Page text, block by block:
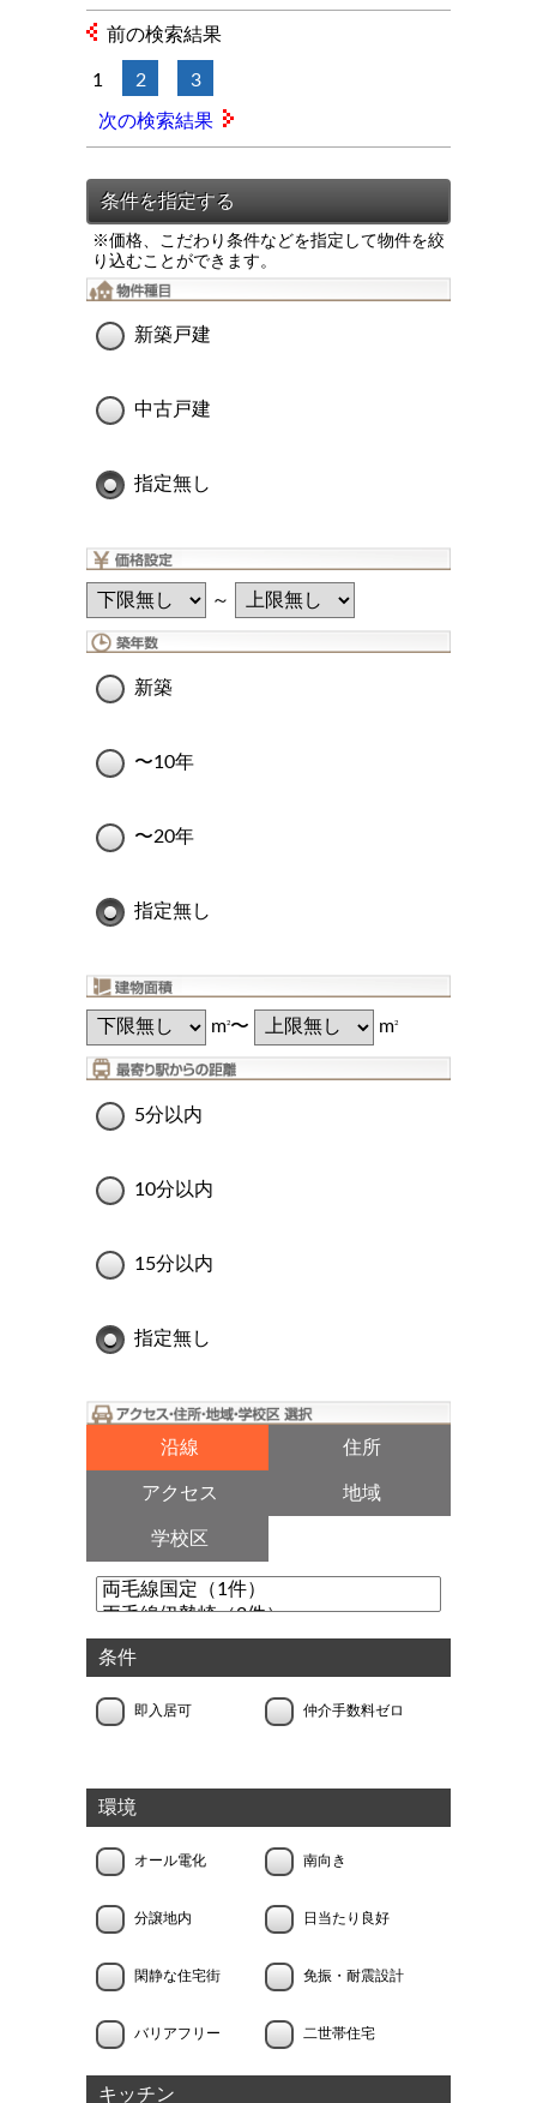
前の検索結果
1 2 3
次の検索結果
※価格、こだわり条件などを指定して物件を絞
り込むことができます。
新築戸建
中古戸建
指定無し
～
新築
〜10年
〜20年
指定無し
m2〜 m2
5分以内
10分以内
15分以内
指定無し
沿線 住所
アクセス 地域
学校区
条件
即入居可 仲介手数料ゼロ
環境
オール電化 南向き
分譲地内 日当たり良好
閑静な住宅街 免振・耐震設計
バリアフリー 二世帯住宅
キッチン